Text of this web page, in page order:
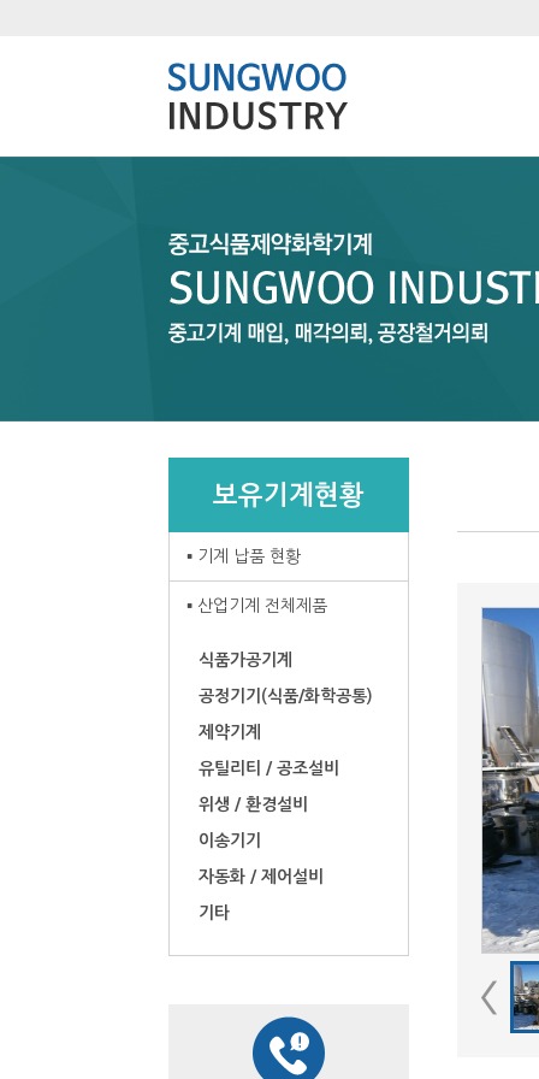
보유기계현황
기계 납품 현황
산업기계 전체제품
식품가공기계
공정기기(식품/화학공통)
제약기계
유틸리티 / 공조설비
위생 / 환경설비
이송기기
자동화 / 제어설비
기타